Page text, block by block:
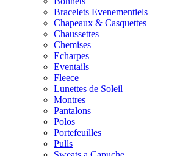
Bracelets Evenementiels
Chapeaux & Casquettes
Chaussettes
Chemises
Echarpes
Eventails
Fleece
Lunettes de Soleil
Montres
Pantalons
Polos
Portefeuilles
Pulls